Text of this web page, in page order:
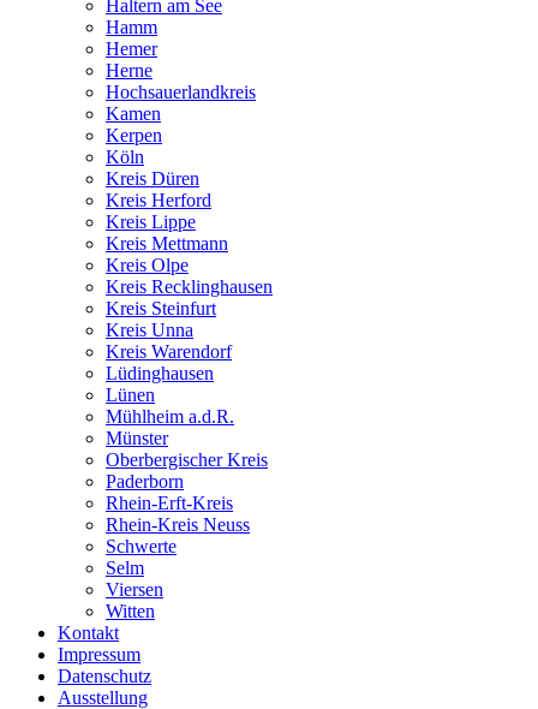
Haltern am See
Hamm
Hemer
Herne
Hochsauerlandkreis
Kamen
Kerpen
Köln
Kreis Düren
Kreis Herford
Kreis Lippe
Kreis Mettmann
Kreis Olpe
Kreis Recklinghausen
Kreis Steinfurt
Kreis Unna
Kreis Warendorf
Lüdinghausen
Lünen
Mühlheim a.d.R.
Münster
Oberbergischer Kreis
Paderborn
Rhein-Erft-Kreis
Rhein-Kreis Neuss
Schwerte
Selm
Viersen
Witten
Kontakt
Impressum
Datenschutz
Ausstellung